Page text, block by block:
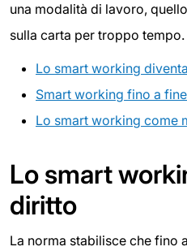
una modalità di lavoro,
sulla carta per troppo tempo.
Lo smart working
Smart working fino a
Lo smart working come
Lo smart
diritto
La norma stabilisce che fino